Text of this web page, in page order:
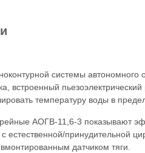
системы
встроенный пьезоэлектрический
температуру воды в
АОГВ-11,6-3 показывают
с естественной/принудительной
датчиком тяги.